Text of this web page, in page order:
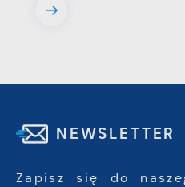
NEWSLETTER
Zapisz się do